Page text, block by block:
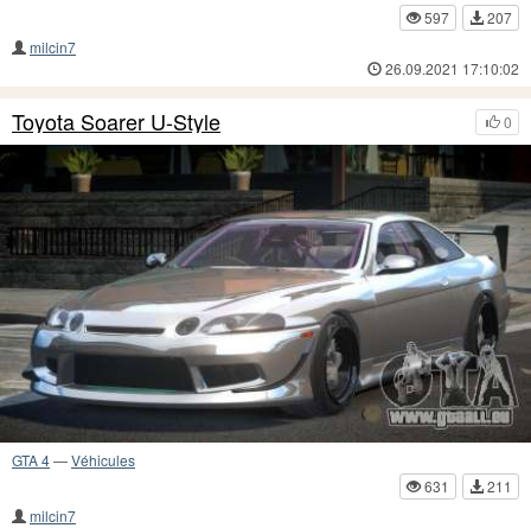
597
207
milcin7
26.09.2021 17:10:02
0
Toyota Soarer U-Style
GTA 4—Véhicules
631
211
milcin7